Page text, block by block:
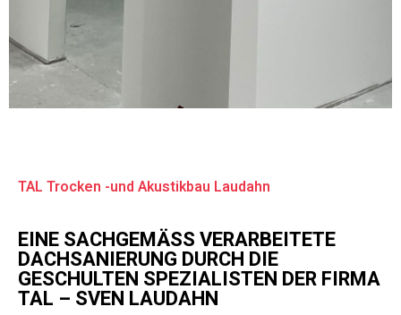
TAL Trocken -und Akustikbau Laudahn
EINE SACHGEMÄSS VERARBEITETE D
ACHSANIERUNG DURCH DIE G
ESCHULTEN SPEZIALISTEN DER FIRMA T
AL – SVEN LAUDAHN